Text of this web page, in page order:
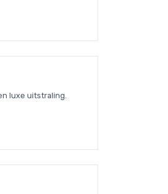
luxe uitstraling.